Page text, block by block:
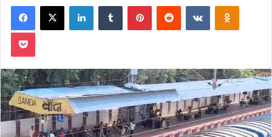
email
Facebook
X LinkedInTumblr PinterestReddit VKontakte
Pocket